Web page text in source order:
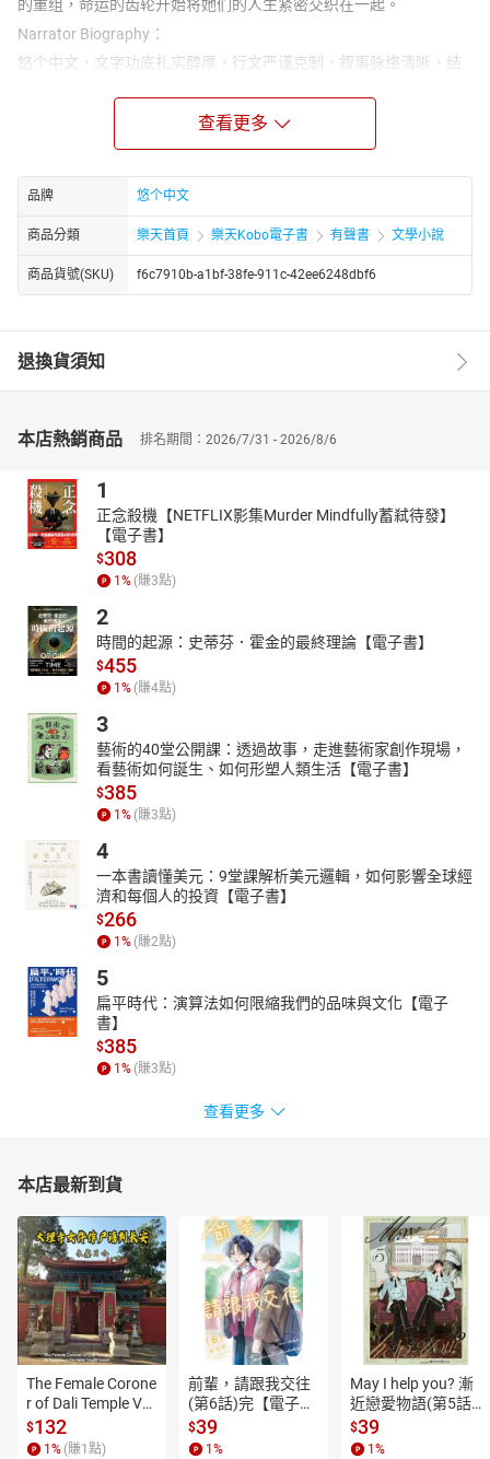
的重组，命运的齿轮开始将她们的人生紧密交织在一起。
Narrator Biography：
悠个中文，文字功底扎实醇厚，行文严谨克制，叙事脉络清晰，结
骨，平实中藏张力，不事浮夸雕琢，却能于细微处勾勒人物心境，
于平淡间铺陈时代肌理，展现出极强的文字把控能力与叙事功底。
明、意蕴深远，兼具画面感与感染力，使读者极易沉浸于文本所构
建的叙事世界之中。
查看更多
品牌 悠个中文
商品分類 樂天首頁 樂天Kobo電子書 有聲書 文學小說
商品貨號(SKU) f6c7910b-a1bf-38fe-911c-42ee6248dbf6
退換貨須知
本店熱銷商品 排名期間：2026/7/31 - 2026/8/6
1
正念殺機【NETFLIX影集Murder Mindfully蓄弒待發】
【電子書】
$308
1 % (賺3點)
2
時間的起源：史蒂芬．霍金的最終理論【電子書】
$455
1 % (賺4點)
3
藝術的40堂公開課：透過故事，走進藝術家創作現場，
看藝術如何誕生、如何形塑人類生活【電子書】
$385
1 % (賺3點)
4
一本書讀懂美元：9堂課解析美元邏輯，如何影響全球經
濟和每個人的投資【電子書】
$266
1 % (賺2點)
5
扁平時代：演算法如何限縮我們的品味與文化【電子
書】
$385
1 % (賺3點)
查看更多
本店最新到貨
The Female Corone
r of Dali Temple Vo
l.6【有聲書】
$132
1 % (賺1 點)
前輩，請跟我交往
(第6話)完【電子
書】
$39
1 %
May I help you? 漸
近戀愛物語(第5話)
【電子書】
$39
1 %